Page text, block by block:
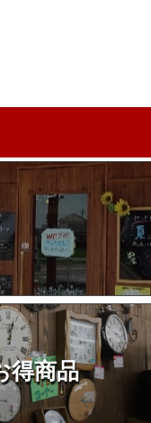
得商品